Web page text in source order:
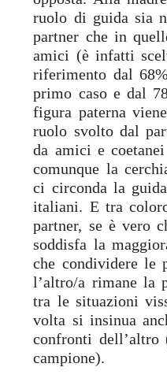
ruolo di guida sia
partner che in
amici (è infatti
riferimento dal
primo caso e dal
figura paterna
ruolo svolto dal
da amici e
comunque la
ci circonda la
italiani. E tra
partner, se è vero
soddisfa la
che condividere le
l’altro/a rimane la
tra le situazioni
volta si insinua
confronti
campione).